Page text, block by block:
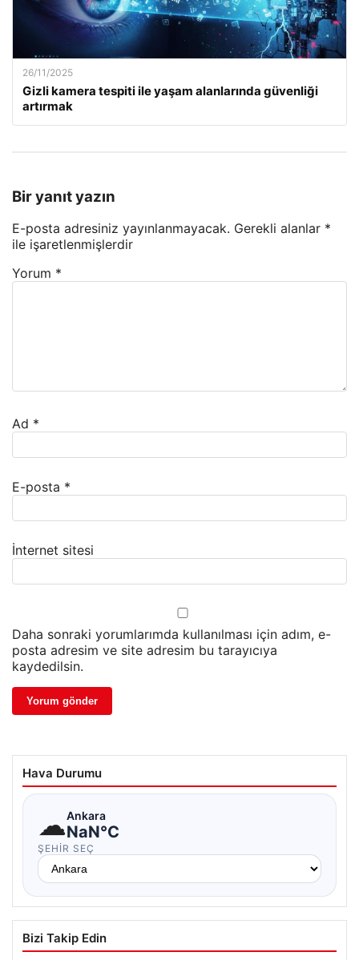
26/11/2025
Gizli kamera tespiti ile yaşam alanlarında güvenliği
artırmak
Bir yanıt yazın
E-posta adresiniz yayınlanmayacak. Gerekli alanlar *
ile işaretlenmişlerdir
Yorum *
Ad *
E-posta *
İnternet sitesi
Daha sonraki yorumlarımda kullanılması için adım, e-
posta adresim ve site adresim bu tarayıcıya
kaydedilsin.
Hava Durumu
☁Ankara
NaN°C
ŞEHIR SEÇ
Bizi Takip Edin